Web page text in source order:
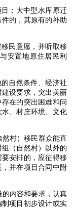
；大中型水库原迁
的，其原有的补助
民意愿，并听取移
安置地原住居民利
自然条件、经济社
设要求，突出美丽
在的突出困难和问
、村庄环境、文化
村）移民群众能直
（自然村）以外的
安排的，应征得移
并在项目合同中附
内容和要求，认真
项目初步设计或实